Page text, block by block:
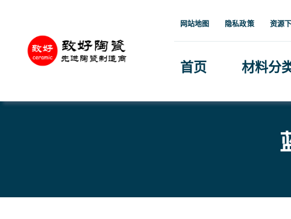
网站地图 隐私政策 资源
首页 材料分